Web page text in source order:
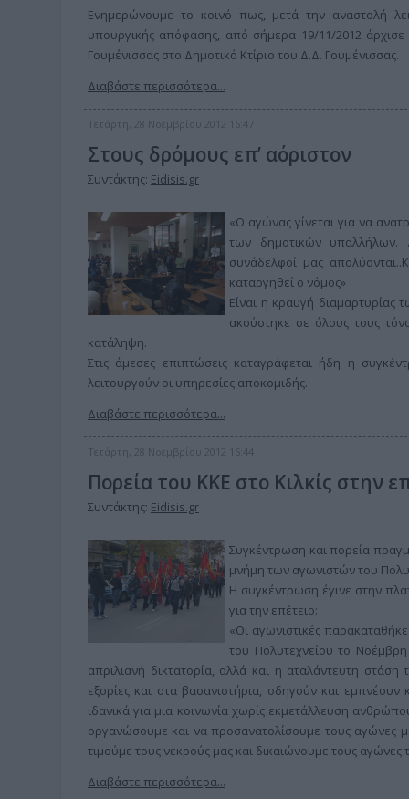
Ενημερώνουμε το κοινό πως, μετά την αναστολή
υπουργικής απόφασης, από σήμερα 19/11/2012
Γουμένισσας στο Δημοτικό Κτίριο του Δ.Δ. Γουμένισσας.
Διαβάστε περισσότερα...
Τετάρτη, 28 Νοεμβρίου 2012 16:47
Στους δρόμους επ’ αόριστον
Συντάκτης: Eidisis.gr
«Ο αγώνας γίνεται για να
των δημοτικών υπαλλήλων.
συνάδελφοί μας
καταργηθεί ο νόμος»
Είναι η κραυγή διαμαρτυρίας
ακούστηκε σε όλους τους
κατάληψη.
Στις άμεσες επιπτώσεις καταγράφεται ήδη η
λειτουργούν οι υπηρεσίες αποκομιδής.
Διαβάστε περισσότερα...
Τετάρτη, 28 Νοεμβρίου 2012 16:44
Πορεία του ΚΚΕ στο Κιλκίς στην
Συντάκτης: Eidisis.gr
Συγκέντρωση και πορεία
μνήμη των αγωνιστών του
Η συγκέντρωση έγινε στην
για την επέτειο:
«Οι αγωνιστικές
του Πολυτεχνείου το Νοέμβρη
απριλιανή δικτατορία, αλλά και η αταλάντευτη
εξορίες και στα βασανιστήρια, οδηγούν και
ιδανικά για μια κοινωνία χωρίς εκμετάλλευση
οργανώσουμε και να προσανατολίσουμε τους αγώνες
τιμούμε τους νεκρούς μας και δικαιώνουμε τους αγώνες
Διαβάστε περισσότερα...